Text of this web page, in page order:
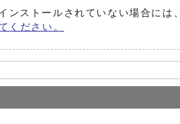
ストールされていない場合には、
ださい。